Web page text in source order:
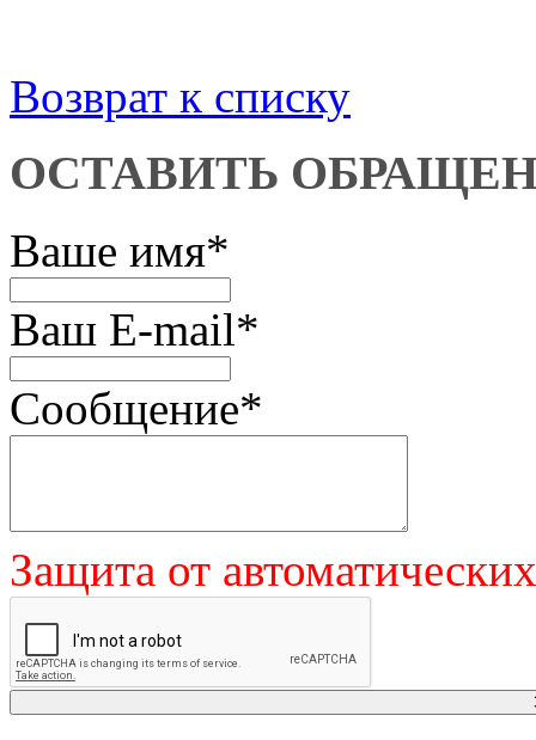
Возврат к списку
ОСТАВИТЬ
Ваше имя*
Ваш E-mail*
Сообщение*
Защита от